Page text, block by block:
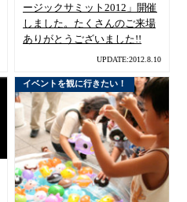
ージックサミット2012」開催
しました。たくさんのご来場
ありがとうございました!!
UPDATE:2012.8.10
イベントを観に行きたい！